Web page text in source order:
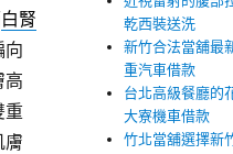
白腎
向
高
重
膚
乾西裝送洗
新竹合法當舖最
重汽車借款
台北高級餐廳的
大寮機車借款
竹北當舖選擇新